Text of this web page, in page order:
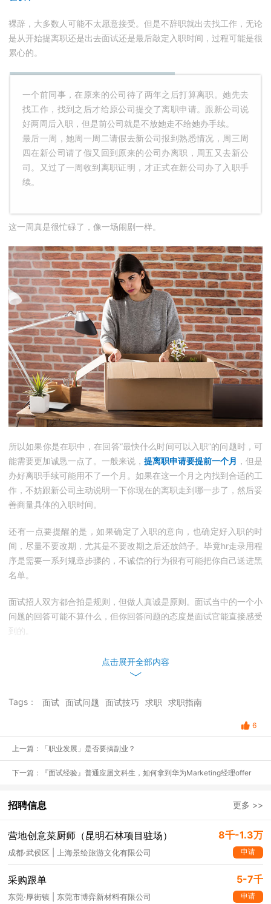
裸辞，大多数人可能不太愿意接受。但是不辞职就出去找工作，无论
是从开始提离职还是出去面试还是最后敲定入职时间，过程可能是很
累心的。
一个前同事，在原来的公司待了两年之后打算离职。她先去
找工作，找到之后才给原公司提交了离职申请。跟新公司说
好两周后入职，但是前公司就是不放她走不给她办手续。
最后一周，她周一周二请假去新公司报到熟悉情况，周三周
四在新公司请了假又回到原来的公司办离职，周五又去新公
司。又过了一周收到离职证明，才正式在新公司办了入职手
续。
这一周真是很忙碌了，像一场闹剧一样。
所以如果你是在职中，在回答“最快什么时间可以入职”的问题时，可
能需要更加诚恳一点了。一般来说， 提离职申请要提前一个月 ，但是
办好离职手续可能用不了一个月。如果在这一个月之内找到合适的工
作，不妨跟新公司主动说明一下你现在的离职走到哪一步了，然后妥
善商量具体的入职时间。
还有一点要提醒的是，如果确定了入职的意向，也确定好入职的时
间，尽量不要改期，尤其是不要改期之后还放鸽子。毕竟hr走录用程
序是需要一系列规章步骤的，不诚信的行为很有可能把你自己送进黑
名单。
面试招人双方都合拍是规则，但做人真诚是原则。面试当中的一个小
问题的回答可能不算什么，但你回答问题的态度是面试官能直接感受
到的。
点击展开全部内容
Tags： 面试 面试问题 面试技巧 求职 求职指南
6
上一篇：「职业发展」是否要搞副业？
下一篇：『面试经验』普通应届文科生，如何拿到华为Marketing经理offer
招聘信息 更多 >>
营地创意菜厨师（昆明石林项目驻场） 8千-1.3万
成都·武侯区 | 上海景绘旅游文化有限公司 申请
采购跟单 5-7千
东莞·厚街镇 | 东莞市博弈新材料有限公司 申请